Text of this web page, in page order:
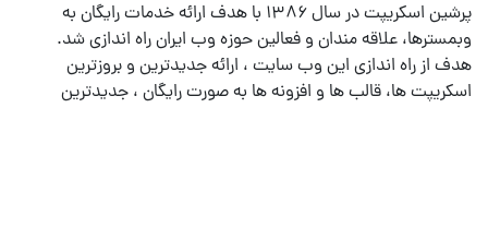
پرشین اسکریپت در سال ۱۳۸۶ با هدف ارائه خدمات رایگان به
وبمسترها، علاقه مندان و فعالین حوزه وب ایران راه اندازی شد.
هدف از راه اندازی این وب سایت ، ارائه جدیدترین و بروزترین
اسکریپت ها، قالب ها و افزونه ها به صورت رایگان ، جدیدترین